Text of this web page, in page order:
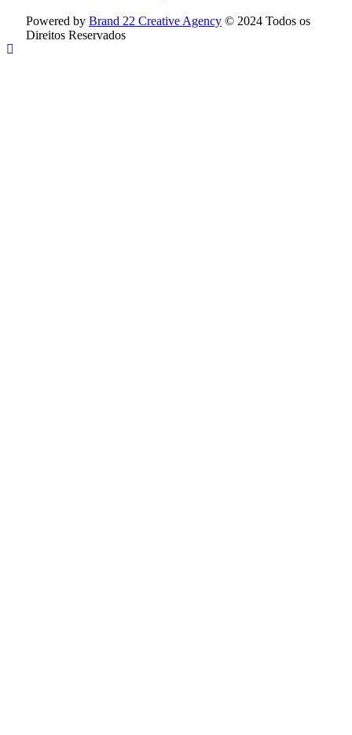
Powered by Brand 22 Creative Agency © 2024 Todos os
Direitos Reservados